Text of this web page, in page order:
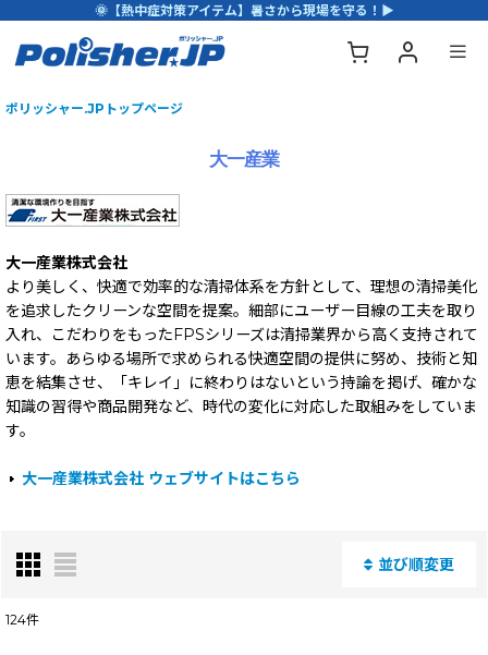
🌞【熱中症対策アイテム】暑さから現場を守る！▶
ポリッシャー.JPトップページ
大一産業
大一産業株式会社
より美しく、快適で効率的な清掃体系を方針として、理想の清掃美化
を追求したクリーンな空間を提案。細部にユーザー目線の工夫を取り
入れ、こだわりをもったFPSシリーズは清掃業界から高く支持されて
います。あらゆる場所で求められる快適空間の提供に努め、技術と知
恵を結集させ、「キレイ」に終わりはないという持論を掲げ、確かな
知識の習得や商品開発など、時代の変化に対応した取組みをしていま
す。
大一産業株式会社 ウェブサイトはこちら
並び順変更
124件